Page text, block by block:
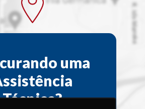
uma
Técnica?